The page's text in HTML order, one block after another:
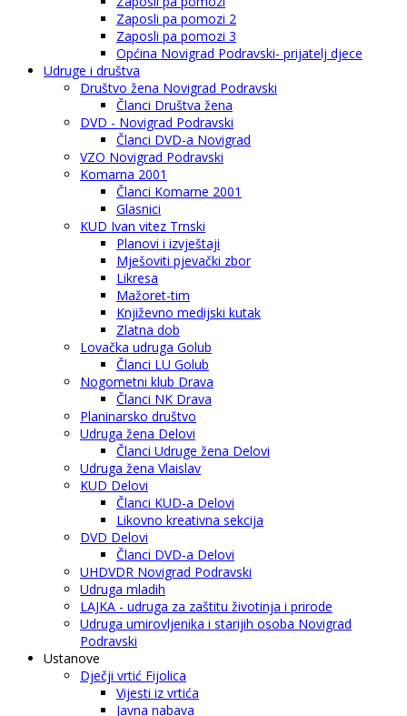
Zaposli pa pomozi 2
Zaposli pa pomozi 3
Općina Novigrad Podravski- prijatelj djece
Udruge i društva
Društvo žena Novigrad Podravski
Članci Društva žena
DVD - Novigrad Podravski
Članci DVD-a Novigrad
VZO Novigrad Podravski
Komarna 2001
Članci Komarne 2001
Glasnici
KUD Ivan vitez Trnski
Planovi i izvještaji
Mješoviti pjevački zbor
Likresa
Mažoret-tim
Književno medijski kutak
Zlatna dob
Lovačka udruga Golub
Članci LU Golub
Nogometni klub Drava
Članci NK Drava
Planinarsko društvo
Udruga žena Delovi
Članci Udruge žena Delovi
Udruga žena Vlaislav
KUD Delovi
Članci KUD-a Delovi
Likovno kreativna sekcija
DVD Delovi
Članci DVD-a Delovi
UHDVDR Novigrad Podravski
Udruga mladih
LAJKA - udruga za zaštitu životinja i prirode
Udruga umirovljenika i starijih osoba Novigrad
Podravski
Ustanove
Dječji vrtić Fijolica
Vijesti iz vrtića
Javna nabava